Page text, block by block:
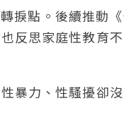
捩點。後續推動
反思家庭性教育
暴力、性騷擾卻